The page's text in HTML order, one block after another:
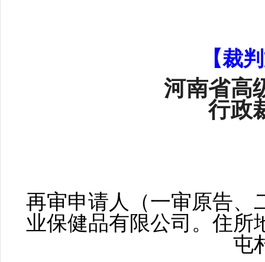
【裁
河南省高
行政
再审申请人（一审原告、
业保健品有限公司。住所
屯